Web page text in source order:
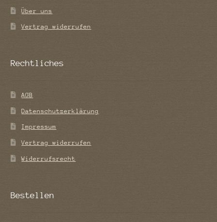
Über uns
Vertrag widerrufen
Rechtliches
AGB
Datenschutzerklärung
Impressum
Vertrag widerrufen
Widerrufsrecht
Bestellen